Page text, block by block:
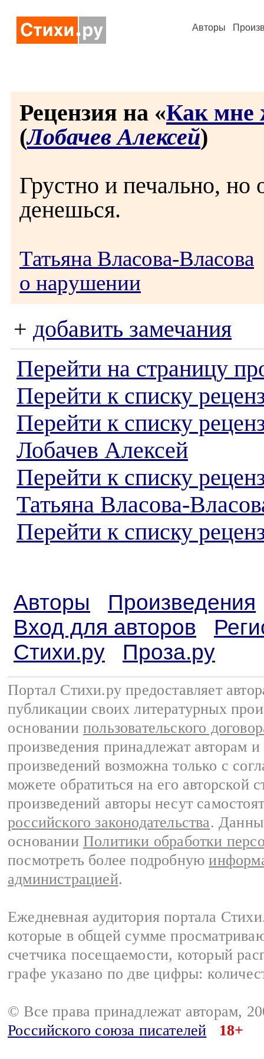
Авторы
Рецензия на «Как мне
(Лобачев Алексей)
Грустно и печально, но
денешься.
Татьяна Власова-Власова
о нарушении
+ добавить замечания
Перейти на страницу
Перейти к списку
Перейти к списку
Лобачев Алексей
Перейти к списку
Татьяна Власова-
Перейти к списку
Авторы
Произведения
Вход для авторов
Стихи.ру
Проза.ру
Портал Стихи.ру предоставляет
публикации своих литературных
основании пользовательского
произведения принадлежат авторам
произведений возможна только с
можете обратиться на его авторской
произведений авторы несут
российского законодательства.
основании Политики обработки
посмотреть более подробную
администрацией.
Ежедневная аудитория портала
которые в общей сумме
счетчика посещаемости, который
графе указано по две цифры:
© Все права принадлежат авторам,
Российского союза писателей
18+